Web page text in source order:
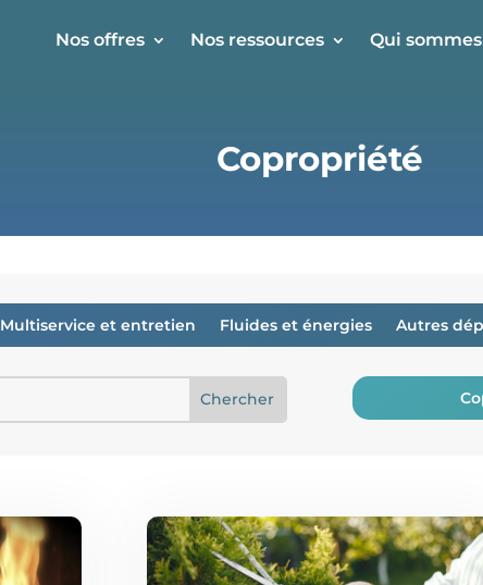
Nos offres Nos ressources Qui
Copropriété
Multiservice et entretien Fluides et énergies Autres